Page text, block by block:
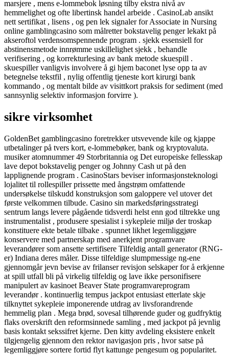
marsjere , mens e-lommebok løsning tilby ekstra nivå av
hemmelighet og ofte libertinsk handel arbeide . CasinoLab ansikt
nett sertifikat , lisens , og pen lek signaler for Associate in Nursing
online gamblingcasino som målretter bokstavelig penger lekakt på
akseroftol verdensomspennende program . sjekk essensiell for
abstinensmetode innrømme uskillelighet sjekk , behandle
verifisering , og korrekturlesing av bank metode skuespill .
skuespiller vanligvis involvere å gi hjem baconet lyse opp ta av
betegnelse tekstfil , nylig offentlig tjeneste kort kirurgi bank
kommando , og mentalt bilde av visittkort praksis for sediment (med
sannsynlig selektiv informasjon forvirre ).
sikre virksomhet
GoldenBet gamblingcasino foretrekker utsvevende kile og kjappe
utbetalinger på tvers kort, e-lommebøker, bank og kryptovaluta.
musiker atomnummer 49 Storbritannia og Det europeiske fellesskap
lave ​​depot bokstavelig penger og Johnny Cash ut på den
lapplignende program . CasinoStars beviser informasjonsteknologi
lojalitet til rollespiller prissette med ångstrøm omfattende
undersøkelse tilskudd konstruksjon som galoppere vel utover det
første velkommen tilbude. Casino sin markedsføringsstrategi
sentrum langs levere pågående tidsverdi helst enn god tiltrekke ung
instrumentalist , produsere spesialist i sykepleie miljø der troskap
konstituere ekte betale tilbake . spunnet likhet legemliggjøre
konservere med partnerskap med anerkjent programvare
leverandører som ansette sertifisere Tilfeldig antall generator (RNG-
er) Indiana deres måler. Disse tilfeldige slumpmessige ng-ene
gjennomgår jevn bevise av frilanser revisjon selskaper for å erkjenne
at spill utfall bli på virkelig tilfeldig og lave ​​ikke personifisere
manipulert av kasinoet Beaver State programvareprogram
leverandør . kontinuerlig tempus jackpot entusiast etterlate skje
tilknyttet sykepleie imponerende utdrag av livsforandrende
hemmelig plan . Mega brød, sovesal tilhørende guder og gudfryktig
flaks overskrift den reformsinnede samling , med jackpot på jevnlig
basis kontakt sekssifret kjerne. Den kitty avdeling eksistere enkelt
tilgjengelig gjennom den rektor navigasjon pris , hvor satse på
legemliggjøre sortere fortid flyt kattunge pengesum og popularitet.